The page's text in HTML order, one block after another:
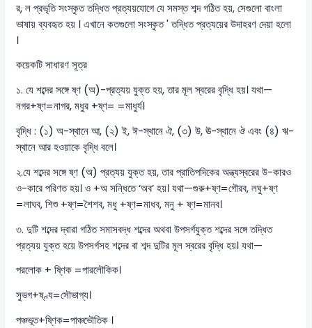
র, ল প্রভৃতি সংস্কৃত তদ্ধিত প্রত্যয়যোগে যে সমস্ত শব্দ গঠিত হয়, সেগুলো বাংলা
ভাষায় ব্যবহৃত হয় । এখানে কতগুলো সংস্কৃত ' তদ্ধিত প্রত্যয়ের উদাহরণ দেয়া হলো
।
কয়েকটি সাধারণ সূত্র
১. যে শব্দের সঙ্গে ষ্ণ (অ)-প্রত্যয় যুক্ত হয়, তার মূল স্বরের বৃদ্ধি হয়। যথা—
নগর+ষ্ণ=নাগর, মধুর +ষ্ণ= =মাধুর্য।
বৃদ্ধি : (১) অ-স্থানে আ, (২) ই, ঈ-স্থানে ঐ, (৩) উ, ঊ-স্থানে ঔ এবং (৪) ঋ-
স্থানে আর হওয়াকে বৃদ্ধি বলে।
২.যে শব্দের সঙ্গে ষ্ণ (অ) প্রত্যয় যুক্ত হয়, তার প্রাতিপদিকের অন্ত্যস্বরের উ-কারও
ও-কারে পরিণত হয়। ও +অ সন্ধিতে ‘অব’ হয়। যথা—গুরু+ষ্ণ=গৌরব, লঘু+ষ্ণ
=লাঘব, শিশু +ষ্ণ=শৈশব, মধু +ষ্ণ=মাধব, মনু + ষ্ণ=মানব।
৩. দুটি শব্দের দ্বারা গঠিত সমাসবদ্ধ শব্দের অথবা উপসর্গযুক্ত শব্দের সঙ্গে তদ্ধিত
প্রত্যয় যুক্ত হয়ে উপসর্গসহ শব্দের বা শব্দ দুটির মূল স্বরের বৃদ্ধি হয়। যথা—
পরলোক + ষ্ণিক =পারলৌকিক।
সুভগ+ষ্ণ্য=সৌভাগ্য।
পঞ্চভূত+ষ্ণিক=পাঞ্চভৌতিক ।